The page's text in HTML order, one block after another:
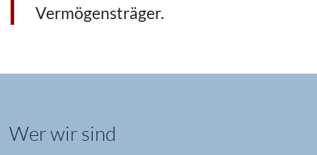
Vermögensträger.
Wer wir sind